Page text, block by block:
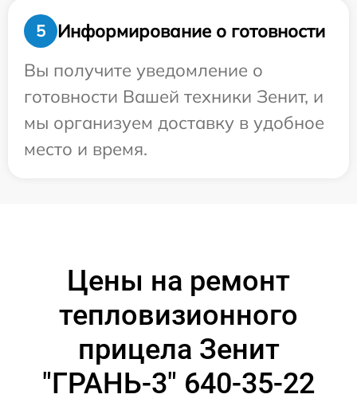
5
Информирование о готовности
Вы получите уведомление о
готовности Вашей техники Зенит, и
мы организуем доставку в удобное
место и время.
Цены на ремонт
тепловизионного
прицела Зенит
"ГРАНЬ-3" 640-35-22